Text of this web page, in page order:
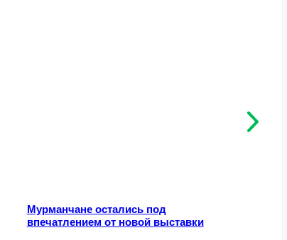
Мурманчане остались под
впечатлением от новой выставки